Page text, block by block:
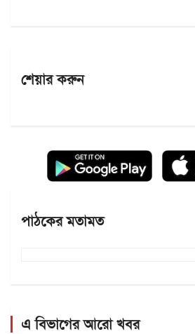
শেয়ার করুন
পাঠকের মতামত
এ বিভাগের আরো খবর